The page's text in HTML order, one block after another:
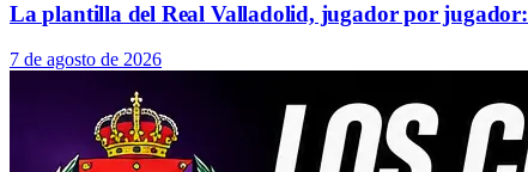
La plantilla del Real Valladolid, jugador por
7 de agosto de 2026